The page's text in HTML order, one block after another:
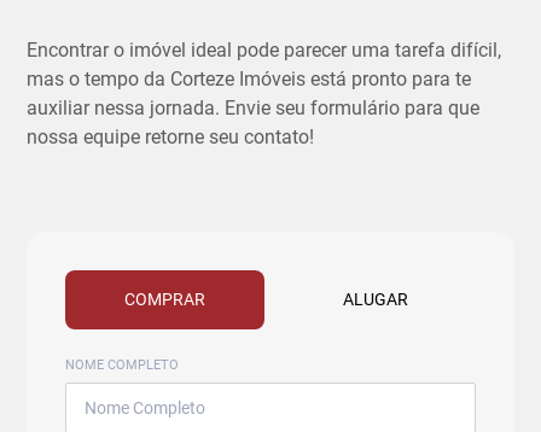
Encontrar o imóvel ideal pode parecer uma tarefa difícil,
mas o tempo da Corteze Imóveis está pronto para te
auxiliar nessa jornada. Envie seu formulário para que
nossa equipe retorne seu contato!
COMPRAR ALUGAR
NOME COMPLETO